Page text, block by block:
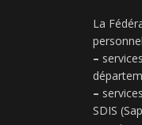
La
–
–
SDIS